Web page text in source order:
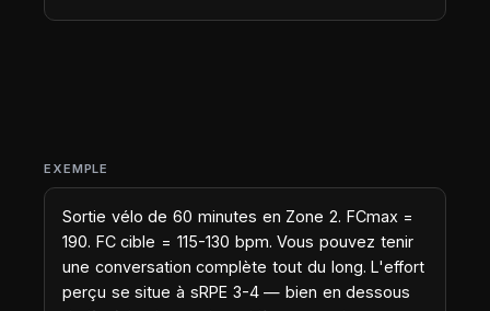
EXEMPLE
Sortie vélo de 60 minutes en Zone 2. FCmax =
190. FC cible = 115-130 bpm. Vous pouvez tenir
une conversation complète tout du long. L'effort
perçu se situe à sRPE 3-4 — bien en dessous